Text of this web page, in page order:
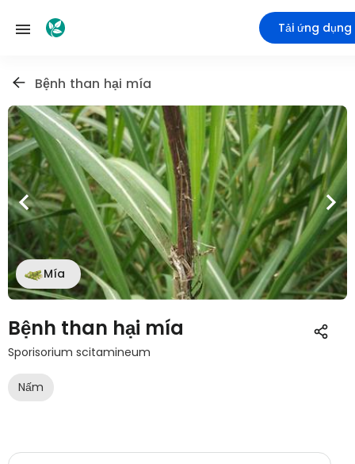
Tải ứng dụng
Bệnh than hại mía
Mía
Bệnh than hại mía
Sporisorium scitamineum
Nấm